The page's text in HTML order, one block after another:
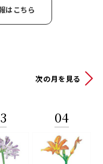
はこちら
次の月を見る
04